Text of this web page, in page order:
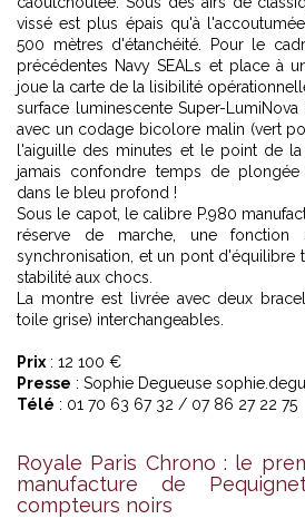
vissé est plus épais qu'à
500 mètres d'étanchéité. Pour le
précédentes Navy SEALs et place à
joue la carte de la lisibilité
surface luminescente Super-
avec un codage bicolore malin (vert
l'aiguille des minutes et le point de
jamais confondre temps de
dans le bleu profond !
Sous le capot, le calibre P.980
réserve de marche, une fonction
synchronisation, et un pont d'équilibre
stabilité aux chocs.
La montre est livrée avec deux
toile grise) interchangeables.
Prix: 12 100 €
Presse : Sophie Degueuse
Télé : 01 70 63 67 32 / 07 86 27 22 75
Royale Paris Chrono : le
manufacture de
compteurs noirs